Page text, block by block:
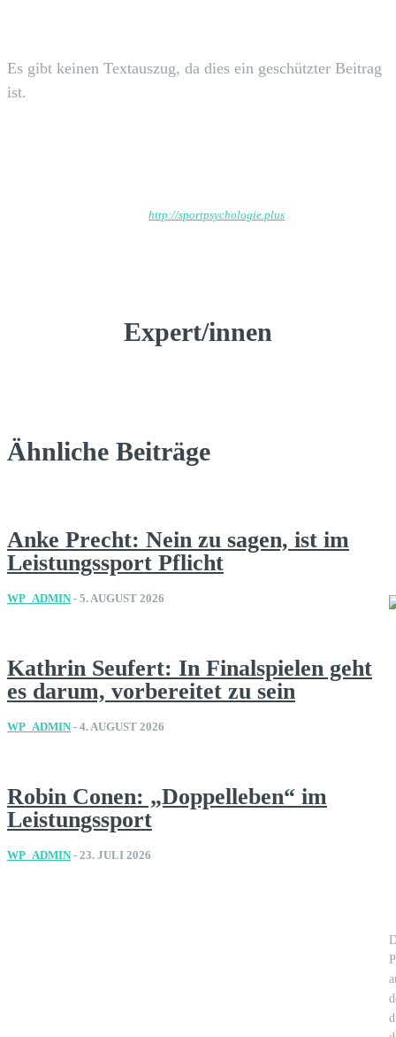
Es gibt keinen Textauszug, da dies ein geschützter Beitrag
ist.
http://sportpsychologie.plus
Expert/innen
Ähnliche Beiträge
Anke Precht: Nein zu sagen, ist im
Leistungssport Pflicht
WP_ADMIN - 5. AUGUST 2026
Kathrin Seufert: In Finalspielen geht
es darum, vorbereitet zu sein
WP_ADMIN - 4. AUGUST 2026
Robin Conen: „Doppelleben“ im
Leistungssport
WP_ADMIN - 23. JULI 2026